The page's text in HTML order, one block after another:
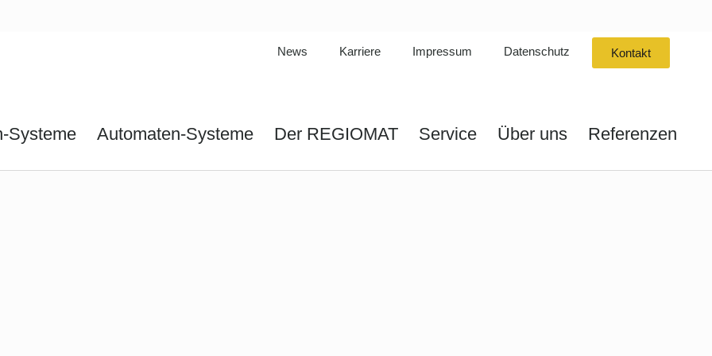
News Karriere Impressum Datenschutz Kontakt
Systeme Automaten-Systeme Der REGIOMAT Service Über uns Referenzen